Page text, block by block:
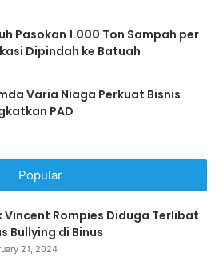
Pasokan 1.000 Ton Sampah per
Dipindah ke Batuah
Varia Niaga Perkuat Bisnis
PAD
Popular
Vincent Rompies Diduga Terlibat
Bullying di Binus
21, 2024